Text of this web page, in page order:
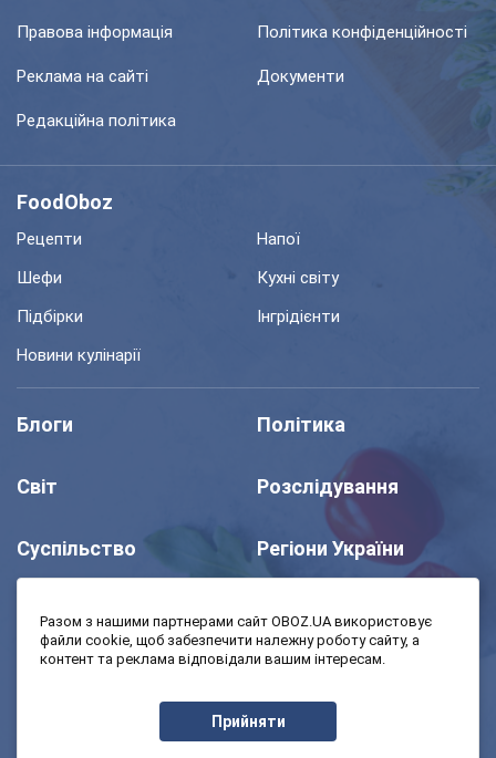
Правова інформація Політика конфіденційності
Реклама на сайті Документи
Редакційна політика
FoodOboz
Рецепти
Напої
Шефи
Кухні світу
Підбірки
Інгрідієнти
Новини кулінарії
Блоги Політика
Світ Розслідування
Суспільство Регіони України
Шоу Спорт
Моя школа
Економіка
Разом з нашими партнерами сайт OBOZ.UA використовує
файли cookie, щоб забезпечити належну роботу сайту, а
контент та реклама відповідали вашим інтересам.
Прийняти